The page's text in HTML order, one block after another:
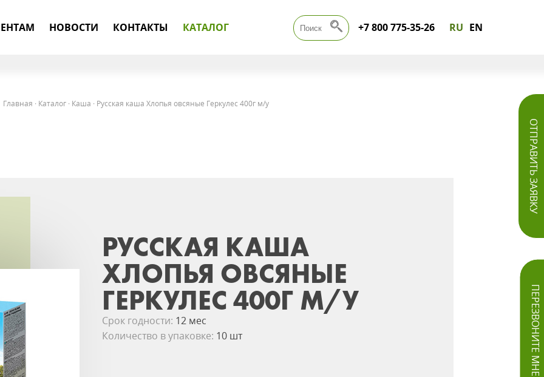
НОВОСТИ КОНТАКТЫ КАТАЛОГ +7 800 775-35-26 RU EN
ОТПРАВИТЬ ЗАЯВКУ
ПЕРЕЗВОНИТЕ МНЕ
Главная · Каталог · Каша · Русская каша Хлопья овсяные Геркулес 400г м/у
РУССКАЯ КАША
ХЛОПЬЯ ОВСЯНЫЕ
ГЕРКУЛЕС 400Г М/У
Срок годности: 12 мес
Количество в упаковке: 10 шт